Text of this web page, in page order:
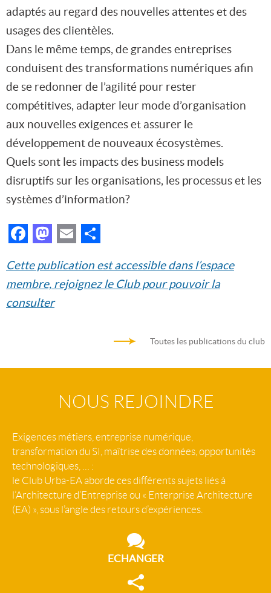
adaptés au regard des nouvelles attentes et des
usages des clientèles.
Dans le même temps, de grandes entreprises
conduisent des transformations numériques afin
de se redonner de l’agilité pour rester
compétitives, adapter leur mode d’organisation
aux nouvelles exigences et assurer le
développement de nouveaux écosystèmes.
Quels sont les impacts des business models
disruptifs sur les organisations, les processus et les
systèmes d’information?
Facebook
Mastodon
Email
Cette publication est accessible dans l’espace
membre, rejoignez le Club pour pouvoir la
consulter
Toutes les publications du club
NOUS REJOINDRE
Exigences métiers, entreprise numérique,
transformation du SI, maîtrise des données, opportunités
technologiques, … :
le Club Urba-EA aborde ces différents sujets liés à
l’Architecture d’Entreprise ou « Enterprise Architecture
(EA) », sous l’angle des retours d’expériences.
ECHANGER